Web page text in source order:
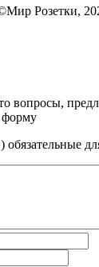
Мир Розетки,
вопросы,
форму
) обязательные